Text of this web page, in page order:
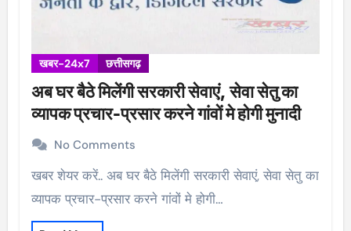
खबर-24x7 छत्तीसगढ़
अब घर बैठे मिलेंगी सरकारी सेवाएं, सेवा सेतु का
व्यापक प्रचार-प्रसार करने गांवों मे होगी मुनादी
No Comments
खबर शेयर करें.. अब घर बैठे मिलेंगी सरकारी सेवाएं, सेवा सेतु का
व्यापक प्रचार-प्रसार करने गांवों मे होगी…